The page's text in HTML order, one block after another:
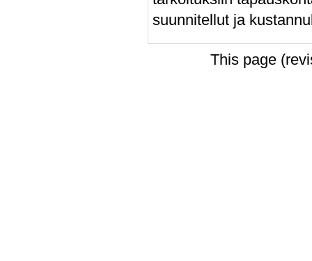
suunnitellut ja
This page